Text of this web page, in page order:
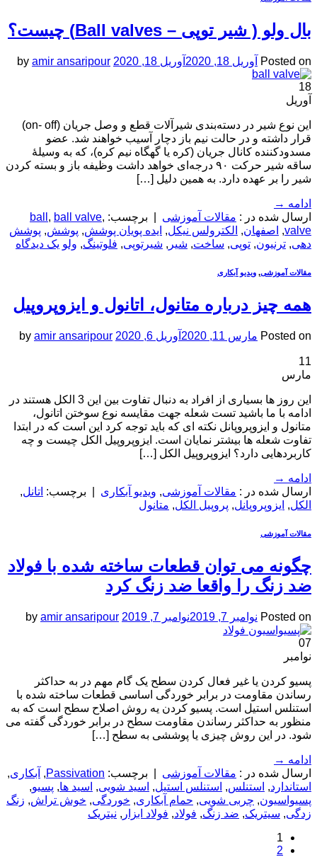
بال ولو ( شیر توپی – Ball valves) چیست؟
Posted on آوریل 18, 2020 آوریل 18, 2020 by amir ansaripour
18
آوریل
این نوع شیر در دسته‌بندی شیرآلات قطع و وصل جریان (on- off)
قرار داشته و در حالت نیم باز دچار آسیب خواهند شد. عضو
مسدودکننده کانال جریان (کره یا گهگاه نیم کره)، که به وسیلهٔ
ساقه شیر حرکت ۹۰ درجه‌ای خواهد داشت وظیفه باز و بسته کردن
شیر را بر عهده دارد. به همین دلیل […]
ادامه →
ارسال شده در : مقالات آموزشی برچسب: ball , ball valve,
valve
, اصفهان, الکترولس نیکل, ایده پویان پوشش, پوشش, پوشش
دهی, ترنیون, توپی, ساخت, شیر , شیرتوپی, فلوتینگ, ولو یک دیدگاه
مقالات آموزشی, ویدیو آبکاری
همه چیز درباره متانول، اتانول و ایزوپروپیل
Posted on مارس 11, 2020 آوریل 6, 2020 by amir ansaripour
11
مارس
این روز ها بسیاری از افراد به دنبال تفاوت بین این 3 الکل هستند در
ادامه با ما باشید تست شعله جهت مقایسه نوع سوختن اتانول،
متانول و ایزوپروپانل نکته ای که باید توجه کرد این است که در ابتدا
تفاوت شعله ها بیشتر نمایان است. ایزوپروپیل الکل چیست و چه
کاربردهایی دارد؟ ایزوپروپیل الکل […]
ادامه →
ارسال شده در : مقالات آموزشی, ویدیو آبکاری برچسب: اتانل,
الکل, ایزوپروپانل, پروپیل الکل, متانول
مقالات آموزشی
چگونه می توان قطعات ساخته شده با فولاد
ضد زنگ را واقعا ضد زنگ کرد
Posted on نوامبر 7, 2019 نوامبر 7, 2019 by amir ansaripour
07
نوامبر
پسیو کردن یا غیر فعال کردن سطح یک گام مهم در به حداکثر
رساندن مقاومت در برابر خوردگی اساسی قطعات ساخته شده با
استنلس استیل است. پسیو کردن یه روش اصلاح سطح است که به
منظور به حداکثر رساندن مقاومت سطح در برابر خوردگی گفته می
شود. در این روش چیزی یا پوششی به سطح […]
ادامه →
ارسال شده در : مقالات آموزشی برچسب: Passivation
, آبکاری,
استاندارد, استنلس, استنلس استیل, اسید شویی, اسید ها, پسیو,
پسیواسیون, چربی شویی, حمام آبکاری, خوردگی, خوش تراش, زنگ
زدگی, سیتریک, ضد زنگ, فولاد, فولاد ابزار , نیتریک
1
2